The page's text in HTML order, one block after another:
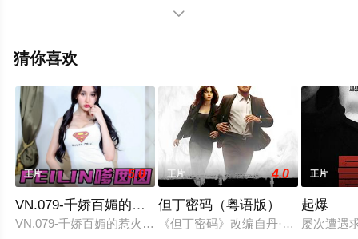
局剧情已揭晓（1-1全集），手机免费观看高清无删减完整
电视猫或剧情网等平台了解。

猜你喜欢
正片 5.0
VN.079-千娇百媚的惹火 周于希dummy
VN.079-千娇百媚的惹火暂无内容周于希dummy
正片 4.0
但丁密码（粤语版）
《但丁密码》改编自丹·布朗2013年
正片
起爆
屡次遭遇